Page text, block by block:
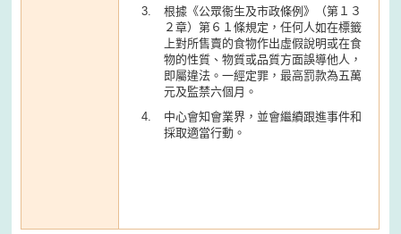
根據《公眾衞生及市政條例》（第１３
２章）第６１條規定，任何人如在標籤
上對所售賣的食物作出虛假說明或在食
物的性質、物質或品質方面誤導他人，
即屬違法。一經定罪，最高罰款為五萬
元及監禁六個月。
中心會知會業界，並會繼續跟進事件和
採取適當行動。